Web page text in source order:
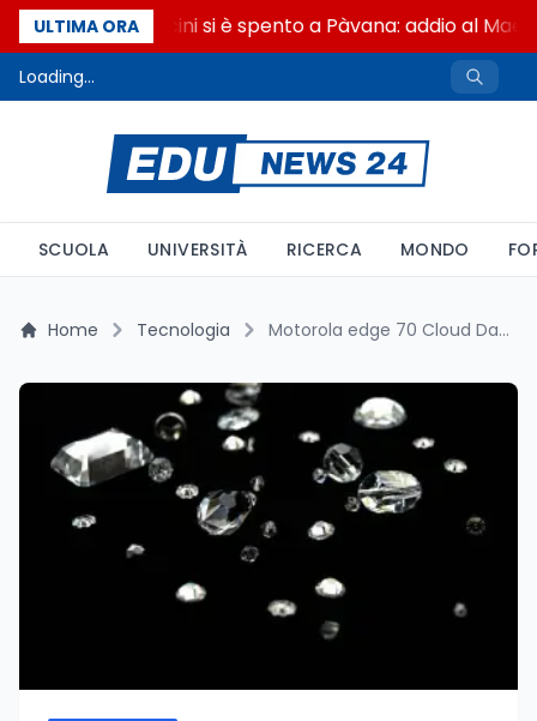
ULTIMA ORA
Francesco Guccini si è spento a Pàvana: addio al
Loading...
SCUOLA UNIVERSITÀ RICERCA MONDO
Home Tecnologia Motorola edge 70 Cloud Dancer: L'eleganza incontra l’innovazione tra Pantone e cristalli Swarovski